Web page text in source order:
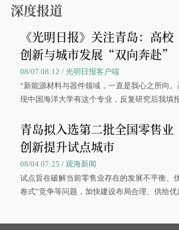
深度报道
《光明日报》关注青岛：高校
创新与城市发展“双向奔赴”
08/07 08:12 / 光明日报客户端
“新能源材料与器件领域，一直是我心之所向
现中国海洋大学有这个专业，反复研究后我填
大学材料科学与工程学院材料类专业的录取通
青岛拟入选第二批全国零售业
创新提升试点城市
08/04 07:25 / 观海新闻
试点旨在破解当前零售业存在的发展不平衡、
卷式”竞争等问题，加快建设布局合理、供给